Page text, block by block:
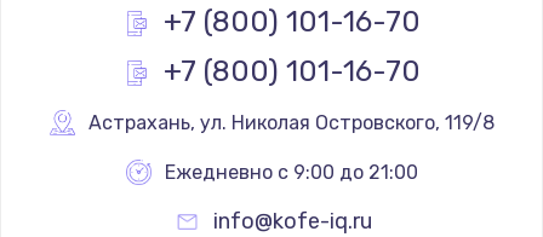
Ремонт подсветки
Заказать
от 990 руб.
Заказать
+7 (800) 101-16-70
+7 (800) 101-16-70
Астрахань, ул. Николая Островского, 119/8
Ежедневно с 9:00 до 21:00
info@kofe-iq.ru